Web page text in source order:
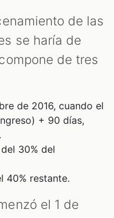
de las
se haría de
de tres
de 2016, cuando el
+ 90 días,
30% del
40% restante.
el 1 de